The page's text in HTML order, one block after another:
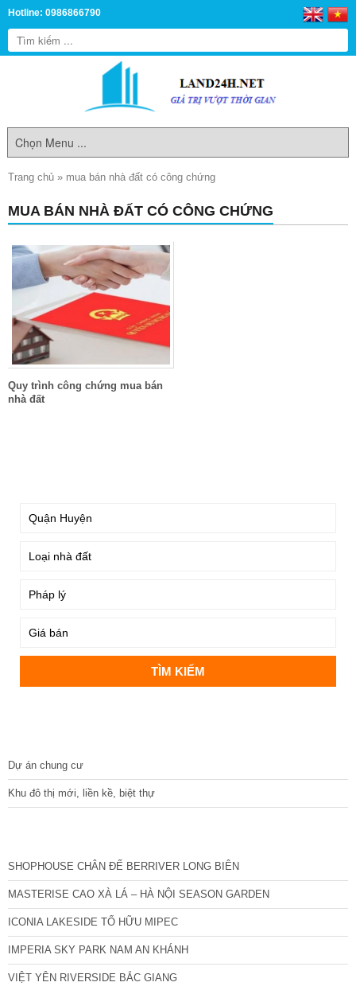
Hotline: 0986866790
Trang chủ » mua bán nhà đất có công chứng
MUA BÁN NHÀ ĐẤT CÓ CÔNG CHỨNG
Quy trình công chứng mua bán
nhà đất
Dự án chung cư
Khu đô thị mới, liền kề, biệt thự
SHOPHOUSE CHÂN ĐẾ BERRIVER LONG BIÊN
MASTERISE CAO XÀ LÁ – HÀ NỘI SEASON GARDEN
ICONIA LAKESIDE TỐ HỮU MIPEC
IMPERIA SKY PARK NAM AN KHÁNH
VIỆT YÊN RIVERSIDE BẮC GIANG